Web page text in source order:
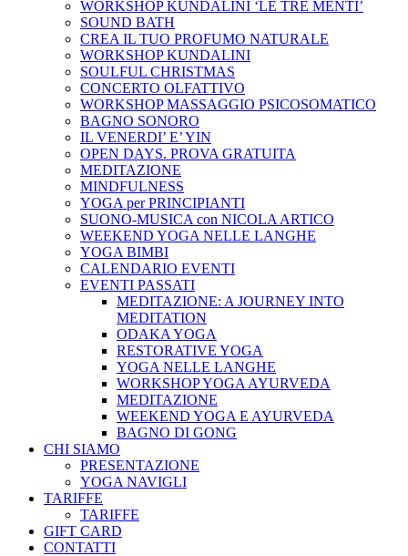
WORKSHOP KUNDALINI ‘LE TRE MENTI’
SOUND BATH
CREA IL TUO PROFUMO NATURALE
WORKSHOP KUNDALINI
SOULFUL CHRISTMAS
CONCERTO OLFATTIVO
WORKSHOP MASSAGGIO PSICOSOMATICO
BAGNO SONORO
IL VENERDI’ E’ YIN
OPEN DAYS. PROVA GRATUITA
MEDITAZIONE
MINDFULNESS
YOGA per PRINCIPIANTI
SUONO-MUSICA con NICOLA ARTICO
WEEKEND YOGA NELLE LANGHE
YOGA BIMBI
CALENDARIO EVENTI
EVENTI PASSATI
MEDITAZIONE: A JOURNEY INTO
MEDITATION
ODAKA YOGA
RESTORATIVE YOGA
YOGA NELLE LANGHE
WORKSHOP YOGA AYURVEDA
MEDITAZIONE
WEEKEND YOGA E AYURVEDA
BAGNO DI GONG
CHI SIAMO
PRESENTAZIONE
YOGA NAVIGLI
TARIFFE
TARIFFE
GIFT CARD
CONTATTI